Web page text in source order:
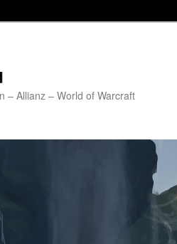
– Allianz – World of Warcraft